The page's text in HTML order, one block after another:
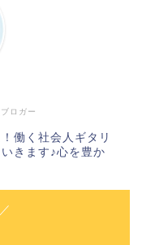
ロガー
働く社会人ギタリ
きます♪心を豊か